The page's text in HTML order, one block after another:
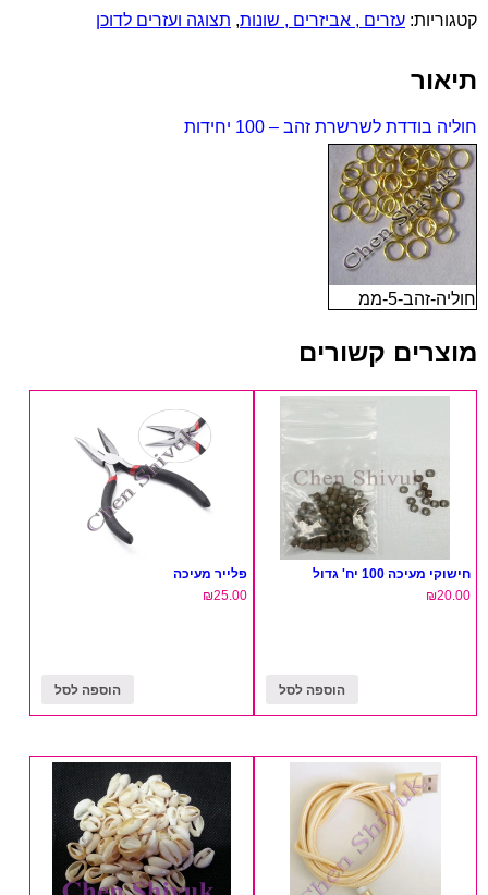
לשרשרת
100
קטגוריות: עזרים , אביזרים , שונות, תצוגה ועזרים לדוכן
תיאור
חוליה בודדת לשרשרת זהב – 100 יחידות
חוליה-זהב-5-ממ
מוצרים קשורים
חישוקי מעיכה 100 יח' גדול
₪20.00
הוספה לסל
פלייר מעיכה
₪25.00
הוספה לסל